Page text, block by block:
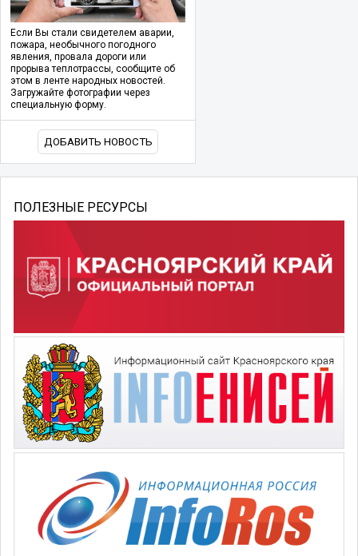
Если Вы стали свидетелем аварии,
пожара, необычного погодного
явления, провала дороги или
прорыва теплотрассы, сообщите об
этом в ленте народных новостей.
Загружайте фотографии через
специальную форму.
ДОБАВИТЬ НОВОСТЬ
ПОЛЕЗНЫЕ РЕСУРСЫ